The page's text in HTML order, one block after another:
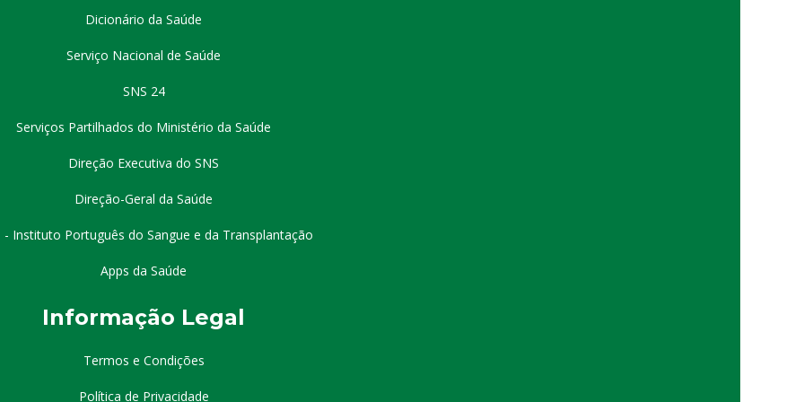
Dicionário da Saúde
Serviço Nacional de Saúde
SNS 24
Serviços Partilhados do Ministério da Saúde
Direção Executiva do SNS
Direção-Geral da Saúde
- Instituto Português do Sangue e da Transplantação
Apps da Saúde
Informação Legal
Termos e Condições
Política de Privacidade